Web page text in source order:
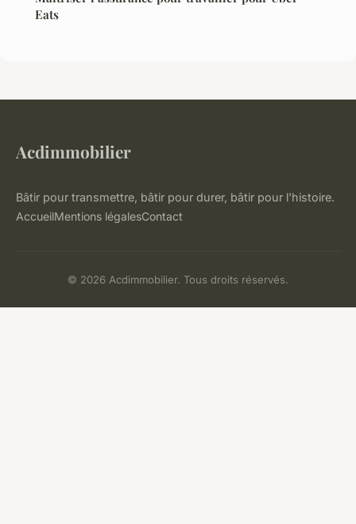
Eats
Acdimmobilier
Bâtir pour transmettre, bâtir pour durer, bâtir pour l'histoire.
AccueilMentions légalesContact
© 2026 Acdimmobilier. Tous droits réservés.